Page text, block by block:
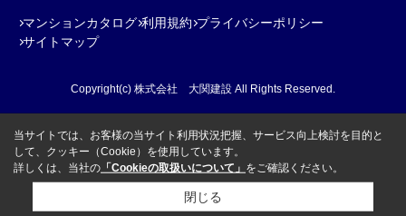
マンションカタログ 利用規約 プライバシーポリシー
サイトマップ
Copyright(c) 株式会社 大関建設 All Rights Reserved.
当サイトでは、お客様の当サイト利用状況把握、サービス向上検討を目的と
して、クッキー（Cookie）を使用しています。
詳しくは、当社の 「Cookieの取扱いについて」 をご確認ください。
閉じる